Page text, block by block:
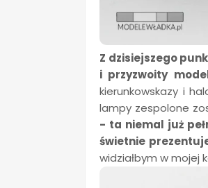
Z dzisiejszego
i przyzwoity
kierunkowskazy i
lampy zespolone
- ta niemal już
świetnie
widziałbym w mojej